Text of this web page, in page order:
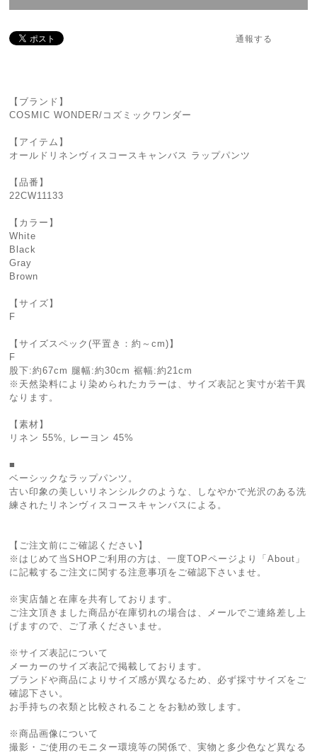
通報する
【ブランド】
COSMIC WONDER/コズミックワンダー
【アイテム】
オールドリネンヴィスコースキャンバス ラップパンツ
【品番】
22CW11133
【カラー】
White
Black
Gray
Brown
【サイズ】
F
【サイズスペック(平置き：約～cm)】
F
股下:約67cm 腿幅:約30cm 裾幅:約21cm
※天然染料により染められたカラーは、サイズ表記と実寸が若干異
なります。
【素材】
リネン 55%, レーヨン 45%
■
ベーシックなラップパンツ。
古い印象の美しいリネンシルクのような、しなやかで光沢のある洗
練されたリネンヴィスコースキャンバスによる。
【ご注文前にご確認ください】
※はじめて当SHOPご利用の方は、一度TOPページより「About」
に記載するご注文に関する注意事項をご確認下さいませ。
※実店舗と在庫を共有しております。
ご注文頂きました商品が在庫切れの場合は、メールでご連絡差し上
げますので、ご了承くださいませ。
※サイズ表記について
メーカーのサイズ表記で掲載しております。
ブランドや商品によりサイズ感が異なるため、必ず採寸サイズをご
確認下さい。
お手持ちの衣類と比較されることをお勧め致します。
※商品画像について
撮影・ご使用のモニター環境等の関係で、実物と多少色など異なる